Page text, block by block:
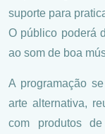
suporte para
O público poderá
ao som de boa
A programação
arte alternativa,
com produtos